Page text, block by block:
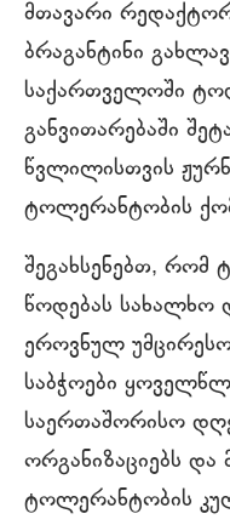
მთავარი
ბრაგანტინი
საქართველოში
განვითარებაში
წვლილისთვის
ტოლერანტობის
შეგახსენებთ, რომ
წოდებას სახალხო
ეროვნულ
საბჭოები
საერთაშორისო
ორგანიზაციებს და
ტოლერანტობის